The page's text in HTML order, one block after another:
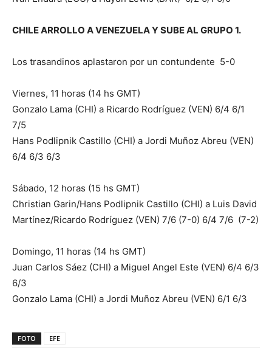
CHILE ARROLLO A VENEZUELA Y SUBE AL GRUPO 1.
Los trasandinos aplastaron por un contundente 5-0
Viernes, 11 horas (14 hs GMT)
Gonzalo Lama (CHI) a Ricardo Rodríguez (VEN) 6/4 6/1
7/5
Hans Podlipnik Castillo (CHI) a Jordi Muñoz Abreu (VEN)
6/4 6/3 6/3
Sábado, 12 horas (15 hs GMT)
Christian Garin/Hans Podlipnik Castillo (CHI) a Luis David
Martínez/Ricardo Rodríguez (VEN) 7/6 (7-0) 6/4 7/6 (7-2)
Domingo, 11 horas (14 hs GMT)
Juan Carlos Sáez (CHI) a Miguel Angel Este (VEN) 6/4 6/3
6/3
Gonzalo Lama (CHI) a Jordi Muñoz Abreu (VEN) 6/1 6/3
FOTO EFE